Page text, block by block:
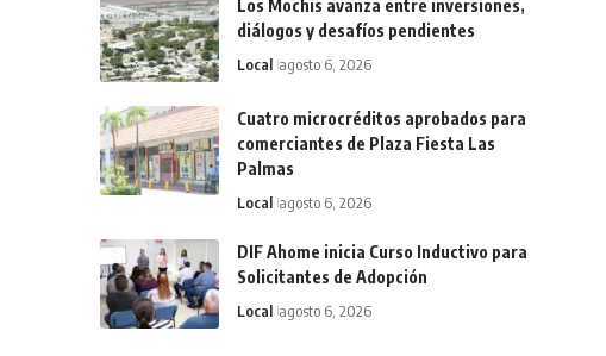
Los Mochis avanza entre inversiones,
diálogos y desafíos pendientes
Local agosto 6, 2026
Cuatro microcréditos aprobados para
comerciantes de Plaza Fiesta Las
Palmas
Local agosto 6, 2026
DIF Ahome inicia Curso Inductivo para
Solicitantes de Adopción
Local agosto 6, 2026